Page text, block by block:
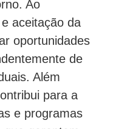
Ao
aceitação da
oportunidades
de
Além
para a
e programas